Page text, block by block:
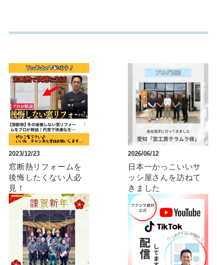
2023/12/23
窓断熱リフォームを
後悔したくない人必
見！
2026/06/12
日本一かっこいいサ
ッシ屋さんを訪ねて
きました